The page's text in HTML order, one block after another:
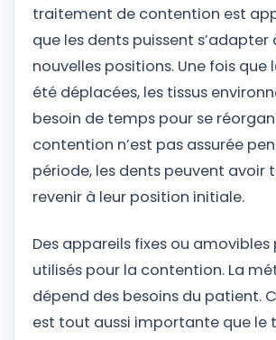
traitement de contention est
que les dents puissent s’adapter
nouvelles positions. Une fois que
été déplacées, les tissus
besoin de temps pour se
contention n’est pas assurée
période, les dents peuvent avoir
revenir à leur position initiale.
Des appareils fixes ou
utilisés pour la contention. La
dépend des besoins du patient.
est tout aussi importante que le